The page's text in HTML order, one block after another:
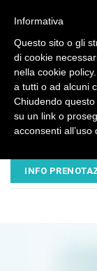
EMAIL
INFO
Informativa
Questo sito o gli
di cookie
nella cookie
a tutti o ad alcuni
Chiudendo
su un link o
acconsenti all’uso